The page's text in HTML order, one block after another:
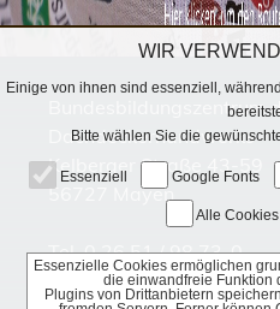
Bundesbildungszentrum
Dachdeckerhandwerks
Kelberger Straße 43-59
56727 Mayen
Tel. 0 26 51 / 98 73-0
info@bbz-dachdecker.de
WIR
Einige von ihnen sind essenziell,
Bitte wählen Sie die
Essenziell Google Fonts
Alle
Essenzielle Cookies ermöglichen
die einwandfreie Funktion
Plugins von Drittanbietern